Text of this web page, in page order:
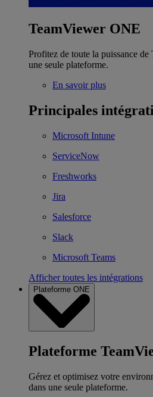
TeamViewer ONE
Profitez de toute la puissance
une seule plateforme.
En savoir plus
Principales
Microsoft Intune
ServiceNow
Freshworks
Jira
Salesforce
Slack
Microsoft Teams
Afficher toutes les intégrations
Plateforme ONE
Plateforme
Gérez et optimisez votre
dans une seule plateforme.